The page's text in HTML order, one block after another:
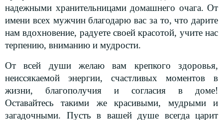
имени всех мужчин благодарю вас за то, что дарите
нам вдохновение, радуете своей красотой, учите нас
терпению, вниманию и мудрости.
От всей души желаю вам крепкого здоровья,
неиссякаемой энергии, счастливых моментов в
жизни, благополучия и согласия в доме!
Оставайтесь такими же красивыми, мудрыми и
загадочными. Пусть в вашей душе всегда царит
весна. Будьте счастливы!